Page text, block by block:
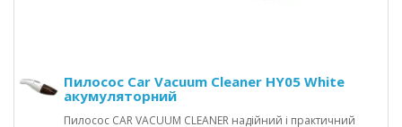
Пилосос Car Vacuum Cleaner HY05 White
акумуляторний
Пилосос CAR VACUUM CLEANER надійний і практичний